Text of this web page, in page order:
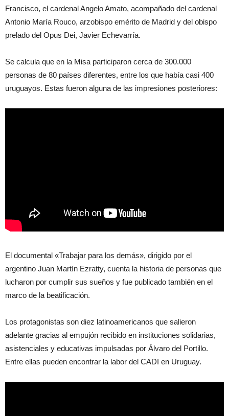
Francisco, el cardenal Angelo Amato, acompañado del cardenal
Antonio María Rouco, arzobispo emérito de Madrid y del obispo
prelado del Opus Dei, Javier Echevarría.
Se calcula que en la Misa participaron cerca de 300.000
personas de 80 países diferentes, entre los que había casi 400
uruguayos. Estas fueron alguna de las impresiones posteriores:
El documental «Trabajar para los demás», dirigido por el
argentino Juan Martín Ezratty, cuenta la historia de personas que
lucharon por cumplir sus sueños y fue publicado también en el
marco de la beatificación.
Los protagonistas son diez latinoamericanos que salieron
adelante gracias al empujón recibido en instituciones solidarias,
asistenciales y educativas impulsadas por Álvaro del Portillo.
Entre ellas pueden encontrar la labor del CADI en Uruguay.